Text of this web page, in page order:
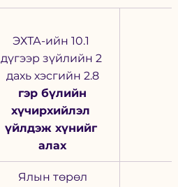
ЭХТА-ийн 10.1
дүгээр зүйлийн 2
дахь хэсгийн 2.8
гэр бүлийн
хүчирхийлэл
үйлдэж хүнийг
алах
Ялын төрөл